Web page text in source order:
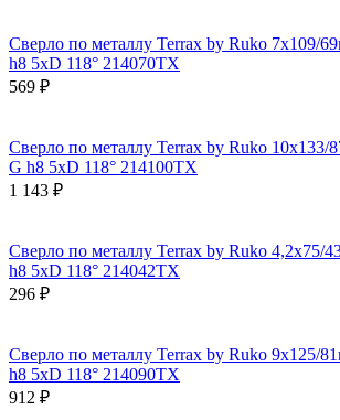
Сверло по металлу Terrax by Ruko 7x109/
h8 5xD 118° 214070TX
569 ₽
Сверло по металлу Terrax by Ruko
G h8 5xD 118° 214100TX
1 143 ₽
Сверло по металлу Terrax by Ruko 4,2x75/
h8 5xD 118° 214042TX
296 ₽
Сверло по металлу Terrax by Ruko 9x125/
h8 5xD 118° 214090TX
912 ₽